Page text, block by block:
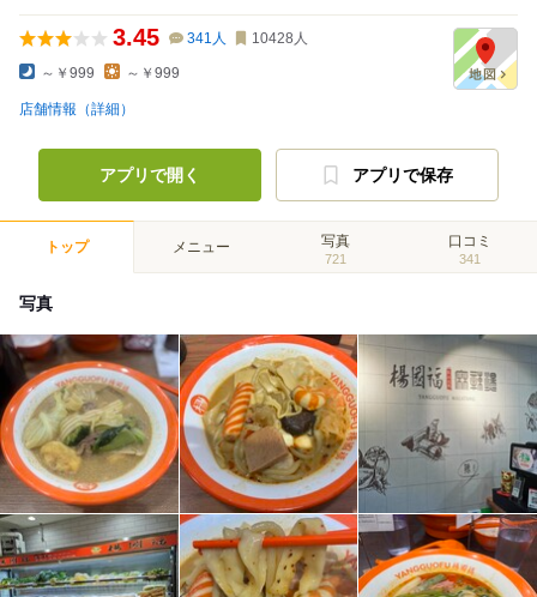
3.45 341 人 10428 人
～￥999 ～￥999
店舗情報（詳細）
アプリで開く アプリで保存
トップ メニュー 写真
721
口コミ
341
写真